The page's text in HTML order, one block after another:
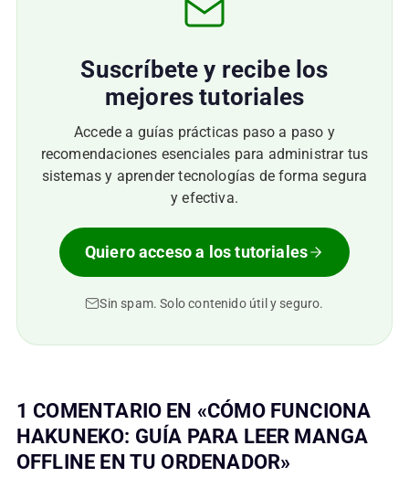
Suscríbete y recibe los
mejores tutoriales
Accede a guías prácticas paso a paso y
recomendaciones esenciales para administrar tus
sistemas y aprender tecnologías de forma segura
y efectiva.
Quiero acceso a los tutoriales
Sin spam. Solo contenido útil y seguro.
1 COMENTARIO EN «CÓMO FUNCIONA
HAKUNEKO: GUÍA PARA LEER MANGA
OFFLINE EN TU ORDENADOR»